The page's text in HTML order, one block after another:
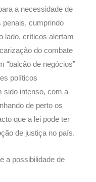
a necessidade de
penais, cumprindo
lado, críticos alertam
do combate
“balcão de negócios”
políticos
sido intenso, com a
de perto os
que a lei pode ter
de justiça no país.
a possibilidade de